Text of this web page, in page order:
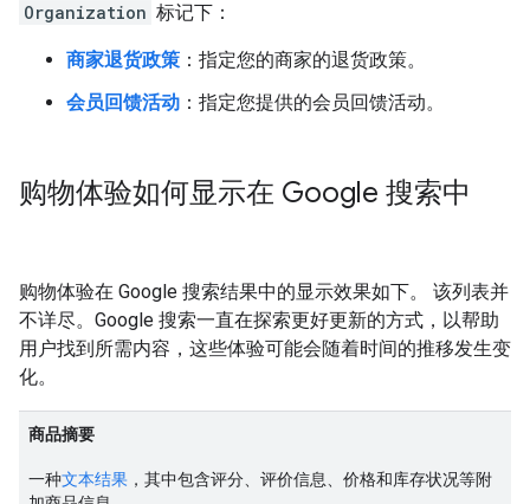
Organization 标记下：
商家退货政策 ：指定您的商家的退货政策。
会员回馈活动 ：指定您提供的会员回馈活动。
购物体验如何显示在 Google 搜索中
购物体验在 Google 搜索结果中的显示效果如下。 该列表并
不详尽。Google 搜索一直在探索更好更新的方式，以帮助
用户找到所需内容，这些体验可能会随着时间的推移发生变
化。
商品摘要
一种文本结果 ，其中包含评分、评价信息、价格和库存状况等附